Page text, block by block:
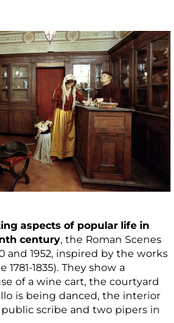
aspects of popular life in
century, the Roman Scenes
and 1952, inspired by the works
1835). They show a
of a wine cart, the courtyard
is being danced, the interior
scribe and two pipers in